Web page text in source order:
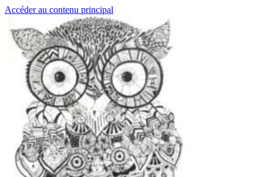
Accéder au contenu principal